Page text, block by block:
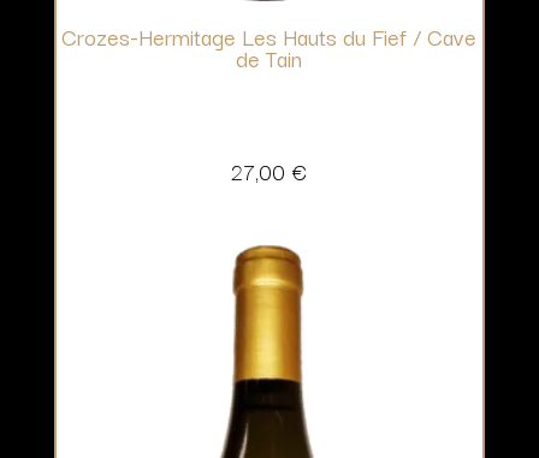
Crozes-Hermitage Les Hauts du Fief / Cave
de Tain
27,00 €